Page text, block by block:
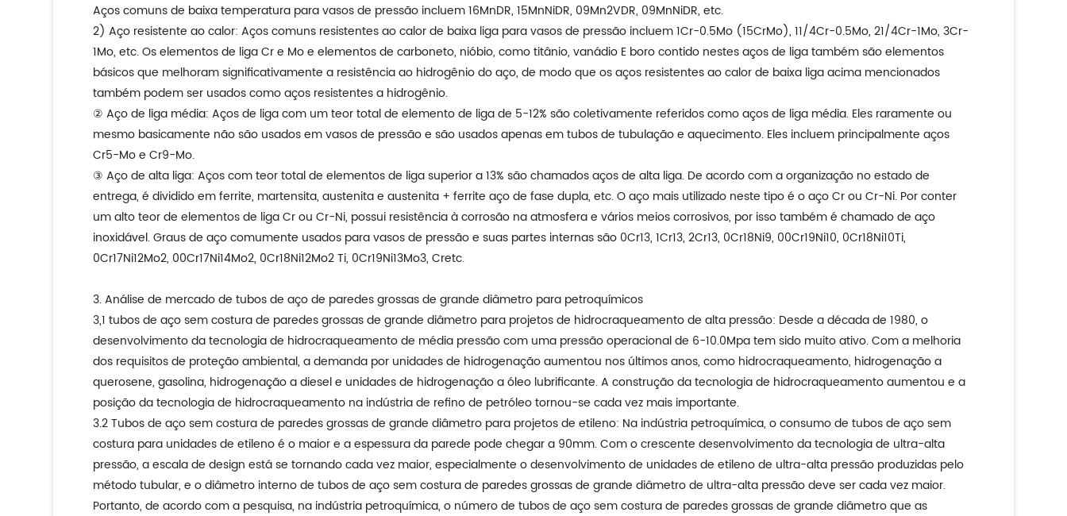
Aços comuns de baixa temperatura para vasos de pressão incluem 16MnDR, 15MnNiDR, 09Mn2VDR, 09MnNiDR, etc.
2) Aço resistente ao calor: Aços comuns resistentes ao calor de baixa liga para vasos de pressão incluem 1Cr-0.5Mo (15CrMo), 11/4Cr-0.5Mo, 21/4Cr-1Mo, 3Cr-
1Mo, etc. Os elementos de liga Cr e Mo e elementos de carboneto, nióbio, como titânio, vanádio E boro contido nestes aços de liga também são elementos
básicos que melhoram significativamente a resistência ao hidrogênio do aço, de modo que os aços resistentes ao calor de baixa liga acima mencionados
também podem ser usados como aços resistentes a hidrogênio.
② Aço de liga média: Aços de liga com um teor total de elemento de liga de 5-12% são coletivamente referidos como aços de liga média. Eles raramente ou
mesmo basicamente não são usados em vasos de pressão e são usados apenas em tubos de tubulação e aquecimento. Eles incluem principalmente aços
Cr5-Mo e Cr9-Mo.
③ Aço de alta liga: Aços com teor total de elementos de liga superior a 13% são chamados aços de alta liga. De acordo com a organização no estado de
entrega, é dividido em ferrite, martensita, austenita e austenita + ferrite aço de fase dupla, etc. O aço mais utilizado neste tipo é o aço Cr ou Cr-Ni. Por conter
um alto teor de elementos de liga Cr ou Cr-Ni, possui resistência à corrosão na atmosfera e vários meios corrosivos, por isso também é chamado de aço
inoxidável. Graus de aço comumente usados para vasos de pressão e suas partes internas são 0Cr13, 1Cr13, 2Cr13, 0Cr18Ni9, 00Cr19Ni10, 0Cr18Ni10Ti,
0Cr17Ni12Mo2, 00Cr17Ni14Mo2, 0Cr18Ni12Mo2 Ti, 0Cr19Ni13Mo3, Cretc.
3. Análise de mercado de tubos de aço de paredes grossas de grande diâmetro para petroquímicos
3,1 tubos de aço sem costura de paredes grossas de grande diâmetro para projetos de hidrocraqueamento de alta pressão: Desde a década de 1980, o
desenvolvimento da tecnologia de hidrocraqueamento de média pressão com uma pressão operacional de 6-10.0Mpa tem sido muito ativo. Com a melhoria
dos requisitos de proteção ambiental, a demanda por unidades de hidrogenação aumentou nos últimos anos, como hidrocraqueamento, hidrogenação a
querosene, gasolina, hidrogenação a diesel e unidades de hidrogenação a óleo lubrificante. A construção da tecnologia de hidrocraqueamento aumentou e a
posição da tecnologia de hidrocraqueamento na indústria de refino de petróleo tornou-se cada vez mais importante.
3.2 Tubos de aço sem costura de paredes grossas de grande diâmetro para projetos de etileno: Na indústria petroquímica, o consumo de tubos de aço sem
costura para unidades de etileno é o maior e a espessura da parede pode chegar a 90mm. Com o crescente desenvolvimento da tecnologia de ultra-alta
pressão, a escala de design está se tornando cada vez maior, especialmente o desenvolvimento de unidades de etileno de ultra-alta pressão produzidas pelo
método tubular, e o diâmetro interno de tubos de aço sem costura de paredes grossas de grande diâmetro de ultra-alta pressão deve ser cada vez maior.
Portanto, de acordo com a pesquisa, na indústria petroquímica, o número de tubos de aço sem costura de paredes grossas de grande diâmetro que as